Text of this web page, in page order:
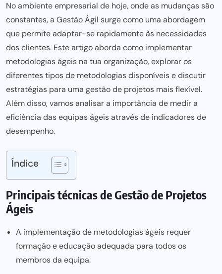
No ambiente empresarial de hoje, onde as mudanças são
constantes, a Gestão Ágil surge como uma abordagem
que permite adaptar-se rapidamente às necessidades
dos clientes. Este artigo aborda como implementar
metodologias ágeis na tua organização, explorar os
diferentes tipos de metodologias disponíveis e discutir
estratégias para uma gestão de projetos mais flexível.
Além disso, vamos analisar a importância de medir a
eficiência das equipas ágeis através de indicadores de
desempenho.
Índice
Principais técnicas de Gestão de Projetos
Ágeis
A implementação de metodologias ágeis requer
formação e educação adequada para todos os
membros da equipa.